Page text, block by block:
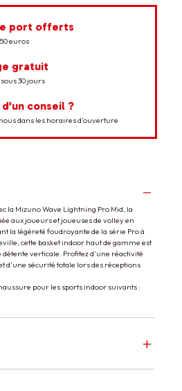
port offerts
euros
gratuit
30 jours
conseil ?
dans les horaires d’ouverture
la Mizuno Wave Lightning Pro Mid, la
aux joueurs et joueuses de volley en
la légèreté foudroyante de la série Pro à
cette basket indoor haut de gamme est
verticale. Profitez d'une réactivité
d'une sécurité totale lors des réceptions
pour les sports indoor suivants :